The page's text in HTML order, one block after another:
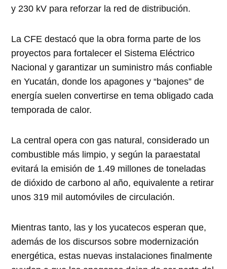
y 230 kV para reforzar la red de distribución.
La CFE destacó que la obra forma parte de los
proyectos para fortalecer el Sistema Eléctrico
Nacional y garantizar un suministro más confiable
en Yucatán, donde los apagones y “bajones” de
energía suelen convertirse en tema obligado cada
temporada de calor.
La central opera con gas natural, considerado un
combustible más limpio, y según la paraestatal
evitará la emisión de 1.49 millones de toneladas
de dióxido de carbono al año, equivalente a retirar
unos 319 mil automóviles de circulación.
Mientras tanto, las y los yucatecos esperan que,
además de los discursos sobre modernización
energética, estas nuevas instalaciones finalmente